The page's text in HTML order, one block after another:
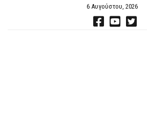
6 Αυγούστου, 2026